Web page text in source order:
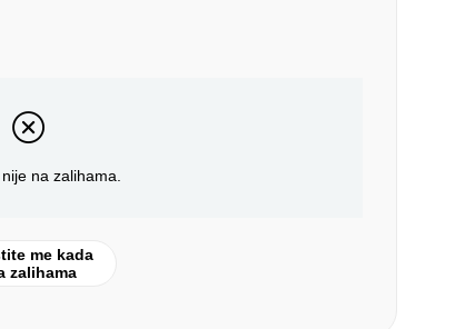
na zalihama.
me kada
zalihama